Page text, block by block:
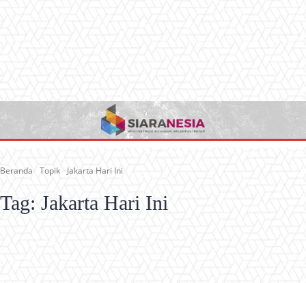
Beranda Topik Jakarta Hari Ini
Tag: Jakarta Hari Ini